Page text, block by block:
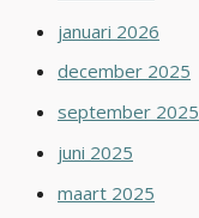
januari 2026
december 2025
september 2025
juni 2025
maart 2025